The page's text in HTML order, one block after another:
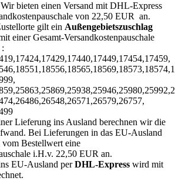
Wir bieten einen Versand mit DHL-Express
von 22,50 EUR an.
gilt ein Außengebietszuschlag
einer Gesamt-Versandkostenpauschale
Lieferung ins Ausland berechnen wir die
Bei Lieferungen in das EU-Ausland
Bestellwert eine
i.H.v. 22,50 EUR an.
EU-Ausland perDHL-Express wird mit